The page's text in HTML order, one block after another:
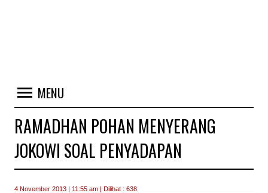
MENU
RAMADHAN POHAN MENYERANG
JOKOWI SOAL PENYADAPAN
4 November 2013 | 11:55 am | Dilihat : 638